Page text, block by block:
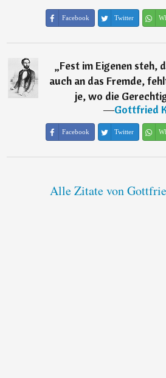
Facebook Twitter
„Fest im Eigenen steh,
auch an das Fremde,
je, wo die
―Gottfried
Facebook Twitter
Alle Zitate von